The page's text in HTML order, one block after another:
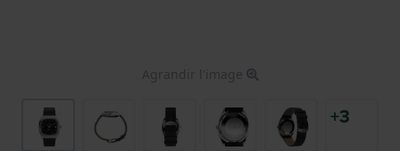
Agrandir l'image
+3